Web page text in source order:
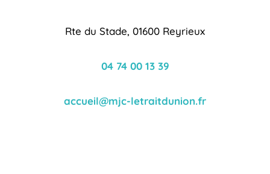
Rte du Stade, 01600 Reyrieux
04 74 00 13 39
accueil@mjc-letraitdunion.fr